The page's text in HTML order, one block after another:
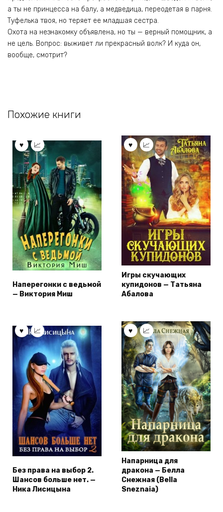
а ты не принцесса на балу, а медведица, переодетая в парня.
Туфелька твоя, но теряет ее младшая сестра.
Охота на незнакомку объявлена, но ты — верный помощник, а
не цель. Вопрос: выживет ли прекрасный волк? И куда он,
вообще, смотрит?
Похожие книги
Наперегонки с ведьмой
— Виктория Миш
Игры скучающих
купидонов — Татьяна
Абалова
Без права на выбор 2.
Шансов больше нет. —
Ника Лисицына
Напарница для
дракона — Белла
Снежная (Bella
Sneznaia)